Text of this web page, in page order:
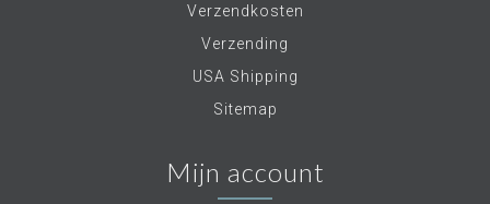
Verzendkosten
Verzending
USA Shipping
Sitemap
Mijn account